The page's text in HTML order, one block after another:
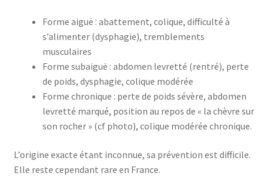
Forme aiguë : abattement, colique, difficulté à
s’alimenter (dysphagie), tremblements
musculaires
Forme subaiguë : abdomen levretté (rentré), perte
de poids, dysphagie, colique modérée
Forme chronique : perte de poids sévère, abdomen
levretté marqué, position au repos de « la chèvre sur
son rocher » (cf photo), colique modérée chronique.
L’origine exacte étant inconnue, sa prévention est difficile.
Elle reste cependant rare en France.